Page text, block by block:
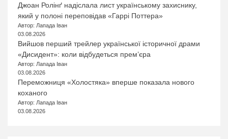
Джоан Ролінґ надіслала лист українському захиснику,
який у полоні переповідав «Гаррі Поттера»
Автор: Лапада Іван
03.08.2026
Вийшов перший трейлер української історичної драми
«Дисидент»: коли відбудеться прем’єра
Автор: Лапада Іван
03.08.2026
Переможниця «Холостяка» вперше показала нового
коханого
Автор: Лапада Іван
03.08.2026